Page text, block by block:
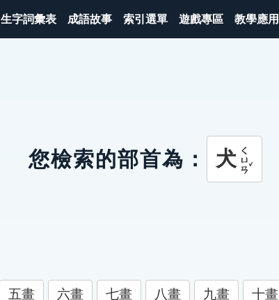
生字詞彙表 成語故事 索引選單 遊戲專區 教學應用
您檢索的部首為： 犬 ㄑㄩㄢˇ
五畫 六畫 七畫 八畫 九畫 十畫